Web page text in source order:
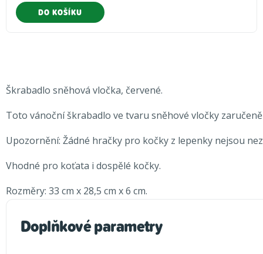
DO KOŠÍKU
Škrabadlo sněhová vločka, červené.
Toto vánoční škrabadlo ve tvaru sněhové vločky
Upozornění: Žádné hračky pro kočky z lepenky nejsou
Vhodné pro koťata i dospělé kočky.
Rozměry: 33 cm x 28,5 cm x 6 cm.
Doplňkové parametry